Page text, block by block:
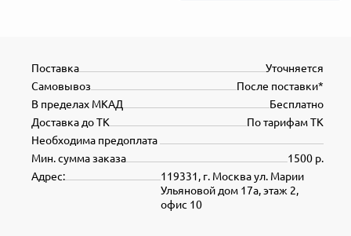
Уточняется
Поставка
После поставки*
Самовывоз
Бесплатно
В пределах МКАД
По тарифам ТК
Доставка до ТК
Необходима предоплата
1500 р.
Мин. сумма заказа
119331, г. Москва ул. Марии
Ульяновой дом 17а, этаж 2,
офис 10
Адрес: